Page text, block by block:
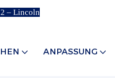
– Lincoln
ANPASSUNG